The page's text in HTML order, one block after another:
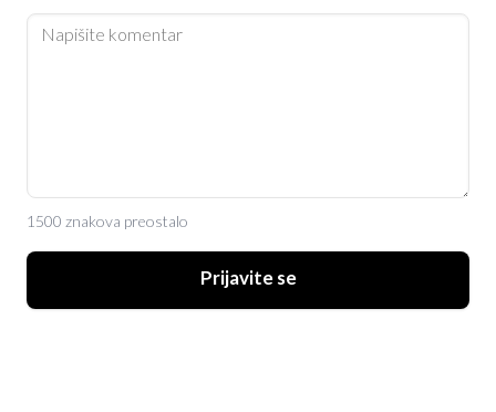
1500 znakova preostalo
Prijavite se